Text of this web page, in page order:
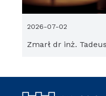
Zmarł dr inż.
2026-07-02